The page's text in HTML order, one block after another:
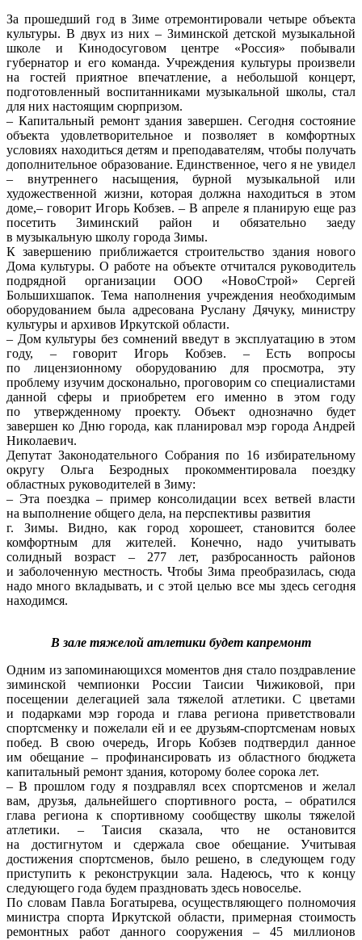
За прошедший год в Зиме отремонтировали четыре объекта
культуры. В двух из них – Зиминской детской музыкальной
школе и Кинодосуговом центре «Россия» побывали
губернатор и его команда. Учреждения культуры произвели
на гостей приятное впечатление, а небольшой концерт,
подготовленный воспитанниками музыкальной школы, стал
для них настоящим сюрпризом.
– Капитальный ремонт здания завершен. Сегодня состояние
объекта удовлетворительное и позволяет в комфортных
условиях находиться детям и преподавателям, чтобы получать
дополнительное образование. Единственное, чего я не увидел
– внутреннего насыщения, бурной музыкальной или
художественной жизни, которая должна находиться в этом
доме,– говорит Игорь Кобзев. – В апреле я планирую еще раз
посетить Зиминский район и обязательно заеду
в музыкальную школу города Зимы.
К завершению приближается строительство здания нового
Дома культуры. О работе на объекте отчитался руководитель
подрядной организации ООО «НовоСтрой» Сергей
Большихшапок. Тема наполнения учреждения необходимым
оборудованием была адресована Руслану Дячуку, министру
культуры и архивов Иркутской области.
– Дом культуры без сомнений введут в эксплуатацию в этом
году, – говорит Игорь Кобзев. – Есть вопросы
по лицензионному оборудованию для просмотра, эту
проблему изучим досконально, проговорим со специалистами
данной сферы и приобретем его именно в этом году
по утвержденному проекту. Объект однозначно будет
завершен ко Дню города, как планировал мэр города Андрей
Николаевич.
Депутат Законодательного Собрания по 16 избирательному
округу Ольга Безродных прокомментировала поездку
областных руководителей в Зиму:
– Эта поездка – пример консолидации всех ветвей власти
на выполнение общего дела, на перспективы развития
г. Зимы. Видно, как город хорошеет, становится более
комфортным для жителей. Конечно, надо учитывать
солидный возраст – 277 лет, разбросанность районов
и заболоченную местность. Чтобы Зима преобразилась, сюда
надо много вкладывать, и с этой целью все мы здесь сегодня
находимся.
В зале тяжелой атлетики будет капремонт
Одним из запоминающихся моментов дня стало поздравление
зиминской чемпионки России Таисии Чижиковой, при
посещении делегацией зала тяжелой атлетики. С цветами
и подарками мэр города и глава региона приветствовали
спортсменку и пожелали ей и ее друзьям-спортсменам новых
побед. В свою очередь, Игорь Кобзев подтвердил данное
им обещание – профинансировать из областного бюджета
капитальный ремонт здания, которому более сорока лет.
– В прошлом году я поздравлял всех спортсменов и желал
вам, друзья, дальнейшего спортивного роста, – обратился
глава региона к спортивному сообществу школы тяжелой
атлетики. – Таисия сказала, что не остановится
на достигнутом и сдержала свое обещание. Учитывая
достижения спортсменов, было решено, в следующем году
приступить к реконструкции зала. Надеюсь, что к концу
следующего года будем праздновать здесь новоселье.
По словам Павла Богатырева, осуществляющего полномочия
министра спорта Иркутской области, примерная стоимость
ремонтных работ данного сооружения – 45 миллионов